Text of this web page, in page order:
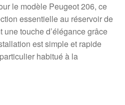
le modèle Peugeot 206, ce
essentielle au réservoir de
touche d’élégance grâce
est simple et rapide
habitué à la